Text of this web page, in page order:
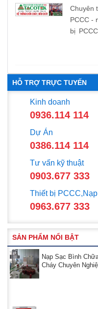
Chuyên
PCCC -
bị
trong
114 -
HỖ TRỢ TRỰC TUYẾN
Kinh doanh
0936.114 114
Dự Án
0386.114 114
Tư vấn kỹ thuật
0903.677 333
Thiết bị
0963.677 333
SẢN PHẨM NỔI BẬT
Nạp Sạc Bình
Cháy Chuyên